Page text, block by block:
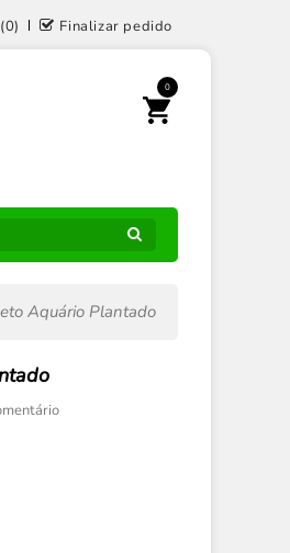
Finalizar pedido
0
Aquário Plantado